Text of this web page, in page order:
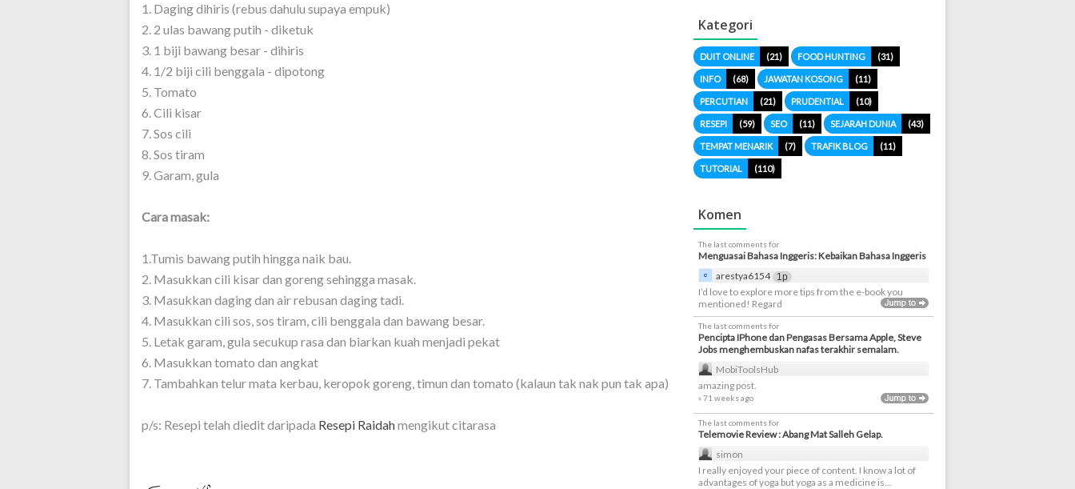
1. Daging dihiris (rebus dahulu supaya empuk)
2. 2 ulas bawang putih - diketuk
3. 1 biji bawang besar - dihiris
4. 1/2 biji cili benggala - dipotong
5. Tomato
6. Cili kisar
7. Sos cili
8. Sos tiram
9. Garam, gula
Cara masak:
1.Tumis bawang putih hingga naik bau.
2. Masukkan cili kisar dan goreng sehingga masak.
3. Masukkan daging dan air rebusan daging tadi.
4. Masukkan cili sos, sos tiram, cili benggala dan bawang besar.
5. Letak garam, gula secukup rasa dan biarkan kuah menjadi pekat
6. Masukkan tomato dan angkat
7. Tambahkan telur mata kerbau, keropok goreng, timun dan tomato (kalaun tak nak pun tak apa)
p/s: Resepi telah diedit daripada Resepi Raidahmengikut citarasa
Kategori
DUIT ONLINE (21) FOOD HUNTING (31)
INFO (68) JAWATAN KOSONG (11)
PERCUTIAN (21) PRUDENTIAL (10)
RESEPI (59) SEO (11) SEJARAH DUNIA (43)
TEMPAT MENARIK (7) TRAFIK BLOG (11)
TUTORIAL (110)
Komen
The last comments for
Menguasai Bahasa Inggeris: Kebaikan Bahasa Inggeris
arestya6154
1p
I’d love to explore more tips from the e-book you
mentioned! Regard
The last comments for
Pencipta IPhone dan Pengasas Bersama Apple, Steve
Jobs menghembuskan nafas terakhir semalam.
MobiToolsHub
amazing post.
» 71 weeks ago
The last comments for
Telemovie Review : Abang Mat Salleh Gelap.
simon
I really enjoyed your piece of content. I know a lot of
advantages of yoga but yoga as a medicine is...